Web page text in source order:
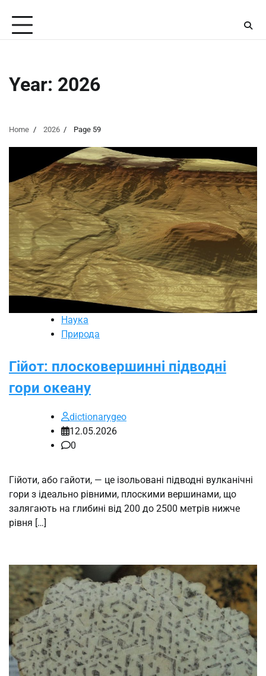
content
Year: 2026
Home 2026 Page 59
Наука
Природа
Гійот: плосковершинні підводні
гори океану
dictionarygeo
12.05.2026
0
Гійоти, або гайоти, — це ізольовані підводні вулканічні
гори з ідеально рівними, плоскими вершинами, що
залягають на глибині від 200 до 2500 метрів нижче
рівня […]